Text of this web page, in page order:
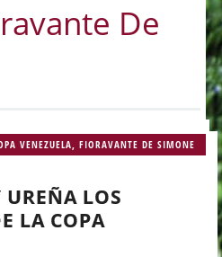
De
VENEZUELA ,FIORAVANTE DE SIMONE
LOS
LA COPA